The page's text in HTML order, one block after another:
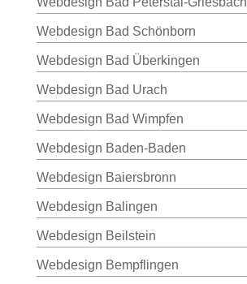
Webdesign Bad Schönborn
Webdesign Bad Überkingen
Webdesign Bad Urach
Webdesign Bad Wimpfen
Webdesign Baden-Baden
Webdesign Baiersbronn
Webdesign Balingen
Webdesign Beilstein
Webdesign Bempflingen